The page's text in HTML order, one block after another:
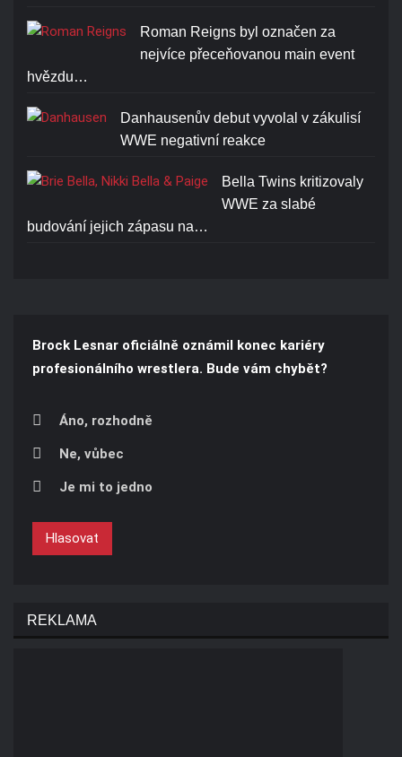
Roman Reigns byl označen za
nejvíce přeceňovanou main event
hvězdu…
Danhausenův debut vyvolal v zákulisí
WWE negativní reakce
Bella Twins kritizovaly
WWE za slabé
budování jejich zápasu na…
Brock Lesnar oficiálně oznámil konec kariéry
profesionálního wrestlera. Bude vám chybět?
Áno, rozhodně
Ne, vůbec
Je mi to jedno
Hlasovat
REKLAMA